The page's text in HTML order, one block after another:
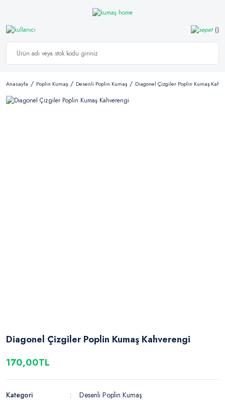
Anasayfa Poplin Kumaş Desenli Poplin Kumaş Diagonel Çizgiler Poplin Kumaş
Diagonel Çizgiler Poplin Kumaş Kahverengi
170,00TL
Kategori
Desenli Poplin Kumaş